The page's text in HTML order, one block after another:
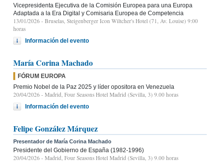
Vicepresidenta Ejecutiva de la Comisión Europea para una Europa
Adaptada a la Era Digital y Comisaria Europea de Competencia
13/01/2026 - Bruselas, Steigenberger Icon Wiltcher's Hotel (71, Av. Louise) 9:00
horas
Información del evento
María Corina Machado
FÓRUM EUROPA
Premio Nobel de la Paz 2025 y líder opositora en Venezuela
20/04/2026 - Madrid, Four Seasons Hotel Madrid (Sevilla, 3) 9.00 horas
Información del evento
Felipe González Márquez
Presentador de María Corina Machado
Presidente del Gobierno de España (1982-1996)
20/04/2026 - Madrid, Four Seasons Hotel Madrid (Sevilla, 3) 9.00 horas